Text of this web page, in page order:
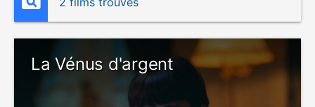
La Vénus d'argent